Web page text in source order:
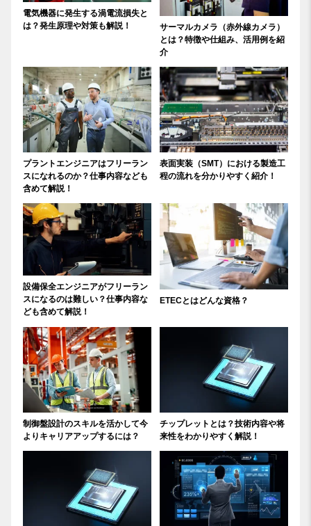
電気機器に発生する渦電流損失と
は？発生原理や対策も解説！
サーマルカメラ（赤外線カメラ）
とは？特徴や仕組み、活用例を紹
介
プラントエンジニアはフリーラン
スになれるのか？仕事内容なども
含めて解説！
表面実装（SMT）における製造工
程の流れを分かりやすく紹介！
設備保全エンジニアがフリーラン
スになるのは難しい？仕事内容な
ども含めて解説！
ETECとはどんな資格？
制御盤設計のスキルを活かして今
よりキャリアアップするには？
チップレットとは？技術内容や将
来性をわかりやすく解説！